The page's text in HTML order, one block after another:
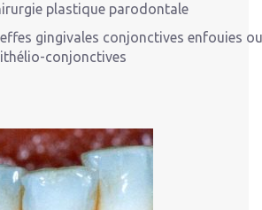
plastique parodontale
gingivales conjonctives enfouies ou
conjonctives